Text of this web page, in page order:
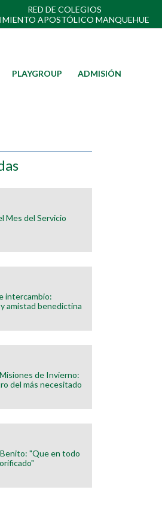
RED DE COLEGIOS
APOSTÓLICO MANQUEHUE
PLAYGROUP ADMISIÓN
Mes del Servicio
intercambio:
amistad benedictina
de Invierno:
del más necesitado
Benito: "Que en todo